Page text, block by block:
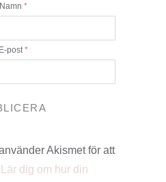
Namn *
E-post *
Akismet för att
Lär dig om hur din